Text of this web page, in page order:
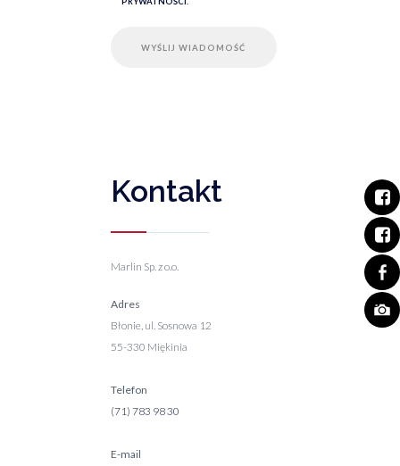
Kontakt
Marlin Sp. z o.o.
Adres
Błonie, ul. Sosnowa 12
55-330 Miękinia
Telefon
(71) 783 98 30
E-mail